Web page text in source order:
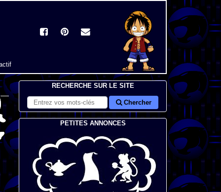
RECHERCHE SUR LE SITE
Chercher
PETITES ANNONCES